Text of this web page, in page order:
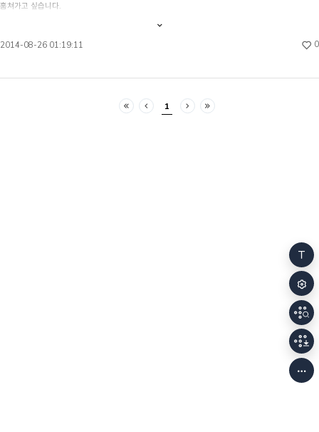
훔쳐가고 싶습니다.
내용
2014-08-26 01:19:11
0
처음 이전1 다음마지막